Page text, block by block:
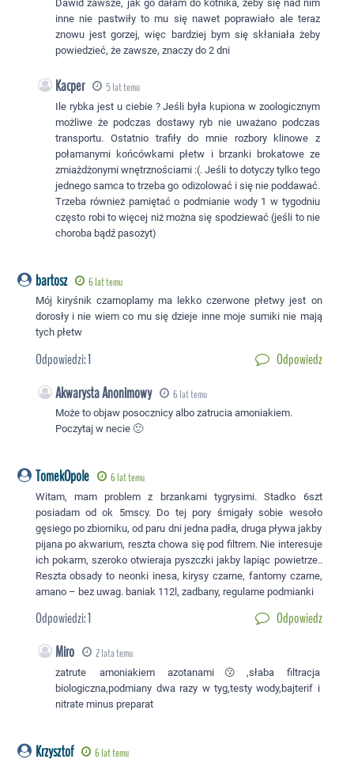
Dawid zawsze, jak go dałam do kotnika, żeby się nad nim
inne nie pastwiły to mu się nawet poprawiało ale teraz
znowu jest gorzej, więc bardziej bym się skłaniała żeby
powiedzieć, że zawsze, znaczy do 2 dni
Kacper 5 lat temu
Ile rybka jest u ciebie ? Jeśli była kupiona w zoologicznym
możliwe że podczas dostawy ryb nie uważano podczas
transportu. Ostatnio trafiły do mnie rozbory klinowe z
połamanymi końcówkami płetw i brzanki brokatowe ze
zmiażdżonymi wnętrznościami :(. Jeśli to dotyczy tylko tego
jednego samca to trzeba go odizolować i się nie poddawać.
Trzeba również pamiętać o podmianie wody 1 w tygodniu
często robi to więcej niż można się spodziewać (jeśli to nie
choroba bądź pasożyt)
bartosz 6 lat temu
Mój kiryśnik czarnoplamy ma lekko czerwone płetwy jest on
dorosły i nie wiem co mu się dzieje inne moje sumiki nie mają
tych płetw
Odpowiedzi:1 Odpowiedz
Akwarysta Anonimowy 6 lat temu
Może to objaw posocznicy albo zatrucia amoniakiem.
Poczytaj w necie 🙂
TomekOpole 6 lat temu
Witam, mam problem z brzankami tygrysimi. Stadko 6szt
posiadam od ok 5mscy. Do tej pory śmigały sobie wesoło
gęsiego po zbiorniku, od paru dni jedna padła, druga pływa jakby
pijana po akwarium, reszta chowa się pod filtrem. Nie interesuje
ich pokarm, szeroko otwieraja pyszczki jakby lapiąc powietrze..
Reszta obsady to neonki inesa, kirysy czarne, fantomy czarne,
amano – bez uwag. baniak 112l, zadbany, regularne podmianki
Odpowiedzi:1 Odpowiedz
Miro 2 lata temu
zatrute amoniakiem azotanami😗,słaba filtracja
biologiczna,podmiany dwa razy w tyg,testy wody,bajterif i
nitrate minus preparat
Krzysztof 6 lat temu